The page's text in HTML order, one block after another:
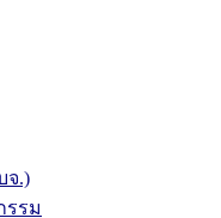
จ.)
รรม